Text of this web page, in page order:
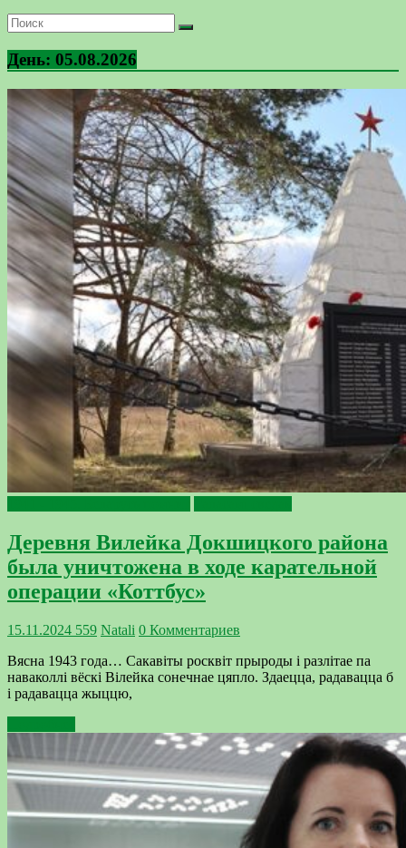
День: 05.08.2026
Деревня Вилейка Докшицкого района
была уничтожена в ходе карательной
операции «Коттбус»
15.11.2024 559 Natali 0 Комментариев
Вясна 1943 года… Сакавіты росквіт прыроды і разлітае па
наваколлі вёскі Вілейка сонечнае цяпло. Здаецца, радавацца б
і радавацца жыццю,